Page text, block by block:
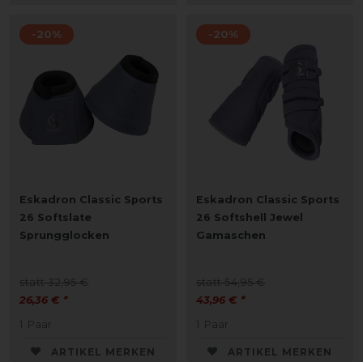
-20%
Eskadron Classic Sports
26 Softslate
Sprungglocken
statt 32,95 €
26,36 € *
1 Paar
ARTIKEL MERKEN
-20%
Eskadron Classic Sports
26 Softshell Jewel
Gamaschen
statt 54,95 €
43,96 € *
1 Paar
ARTIKEL MERKEN